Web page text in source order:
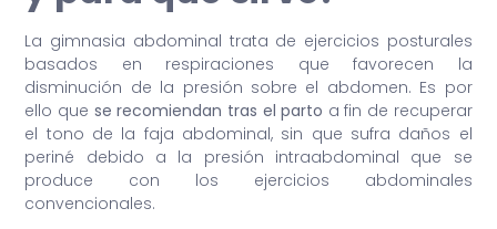
La gimnasia abdominal trata de ejercicios posturales
basados en respiraciones que favorecen la
disminución de la presión sobre el abdomen. Es por
ello que se recomiendan tras el parto a fin de recuperar
el tono de la faja abdominal, sin que sufra daños el
periné debido a la presión intraabdominal que se
produce con los ejercicios abdominales
convencionales.